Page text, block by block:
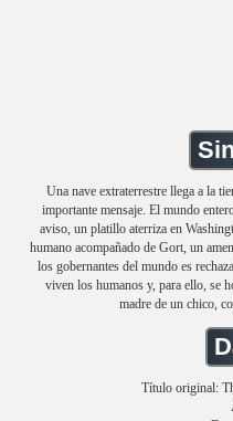
Una nave extraterrestre llega a la
importante mensaje. El mundo
aviso, un platillo aterriza en
humano acompañado de Gort, un
los gobernantes del mundo es
viven los humanos y, para ello, se
madre de un chico,
Título original: